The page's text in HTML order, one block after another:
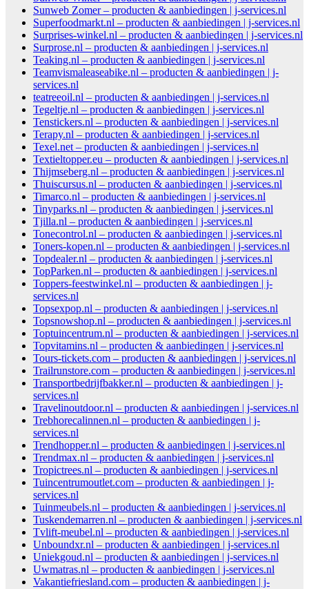
Sunweb Zomer – producten & aanbiedingen | j-services.nl
Superfoodmarkt.nl – producten & aanbiedingen | j-services.nl
Surprises-winkel.nl – producten & aanbiedingen | j-services.nl
Surprose.nl – producten & aanbiedingen | j-services.nl
Teaking.nl – producten & aanbiedingen | j-services.nl
Teamvismaleaseabike.nl – producten & aanbiedingen | j-
services.nl
teatreeoil.nl – producten & aanbiedingen | j-services.nl
Tegeltje.nl – producten & aanbiedingen | j-services.nl
Tenstickers.nl – producten & aanbiedingen | j-services.nl
Terapy.nl – producten & aanbiedingen | j-services.nl
Texel.net – producten & aanbiedingen | j-services.nl
Textieltopper.eu – producten & aanbiedingen | j-services.nl
Thijmseberg.nl – producten & aanbiedingen | j-services.nl
Thuiscursus.nl – producten & aanbiedingen | j-services.nl
Timarco.nl – producten & aanbiedingen | j-services.nl
Tinyparks.nl – producten & aanbiedingen | j-services.nl
Tjilla.nl – producten & aanbiedingen | j-services.nl
Tonecontrol.nl – producten & aanbiedingen | j-services.nl
Toners-kopen.nl – producten & aanbiedingen | j-services.nl
Topdealer.nl – producten & aanbiedingen | j-services.nl
TopParken.nl – producten & aanbiedingen | j-services.nl
Toppers-feestwinkel.nl – producten & aanbiedingen | j-
services.nl
Topsexpop.nl – producten & aanbiedingen | j-services.nl
Topsnowshop.nl – producten & aanbiedingen | j-services.nl
Toptuincentrum.nl – producten & aanbiedingen | j-services.nl
Topvitamins.nl – producten & aanbiedingen | j-services.nl
Tours-tickets.com – producten & aanbiedingen | j-services.nl
Trailrunstore.com – producten & aanbiedingen | j-services.nl
Transportbedrijfbakker.nl – producten & aanbiedingen | j-
services.nl
Travelinoutdoor.nl – producten & aanbiedingen | j-services.nl
Trebhorecalinnen.nl – producten & aanbiedingen | j-
services.nl
Trendhopper.nl – producten & aanbiedingen | j-services.nl
Trendmax.nl – producten & aanbiedingen | j-services.nl
Tropictrees.nl – producten & aanbiedingen | j-services.nl
Tuincentrumoutlet.com – producten & aanbiedingen | j-
services.nl
Tuinmeubels.nl – producten & aanbiedingen | j-services.nl
Tuskendemarren.nl – producten & aanbiedingen | j-services.nl
Tvlift-meubel.nl – producten & aanbiedingen | j-services.nl
Unboundxr.nl – producten & aanbiedingen | j-services.nl
Uniekgoud.nl – producten & aanbiedingen | j-services.nl
Uwmatras.nl – producten & aanbiedingen | j-services.nl
Vakantiefriesland.com – producten & aanbiedingen | j-